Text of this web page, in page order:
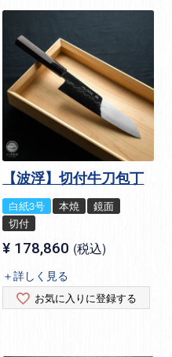
【波浮】切付牛刀包丁
白紙3号 本焼
鏡面
切付
¥ 178,860 税込
＋詳しく見る
お気に入りに登録する